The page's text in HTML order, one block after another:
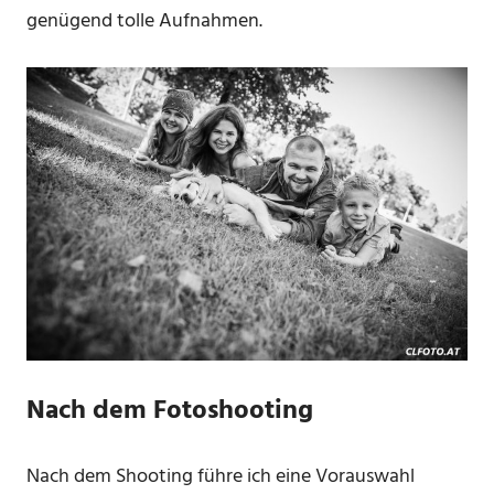
genügend tolle Aufnahmen.
Nach dem Fotoshooting
Nach dem Shooting führe ich eine Vorauswahl